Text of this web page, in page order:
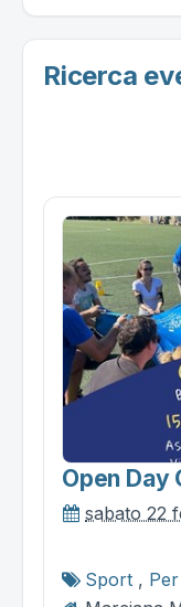
Ricerca
Open Day
sabato 22
Sport ,